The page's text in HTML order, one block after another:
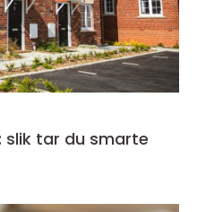
slik tar du smarte